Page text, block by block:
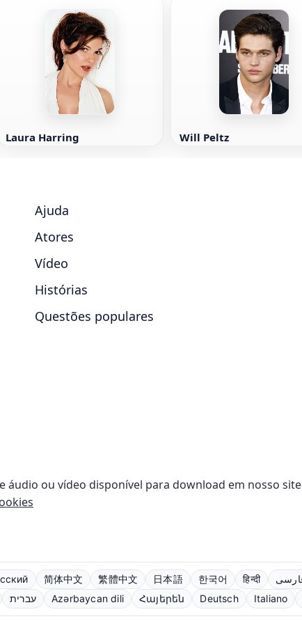
Laura Harring Will Peltz
Ajuda
Atores
Vídeo
Histórias
Questões populares
áudio ou vídeo disponível para download em nosso
简体中文 繁體中文 日本語 한국어 हिन्दी
עברית Azərbaycan dili Հայերեն Deutsch Italiano